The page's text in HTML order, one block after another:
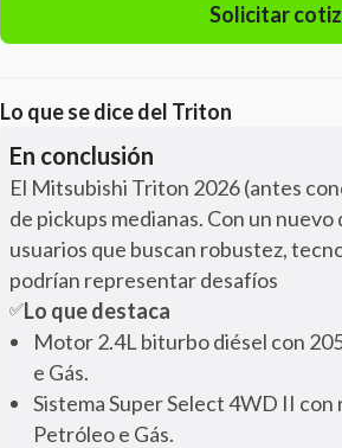
Solicitar
Lo que se dice del Triton
En conclusión
El Mitsubishi Triton 2026 (antes
de pickups medianas. Con un
usuarios que buscan robustez,
podrían representar desafíos
✅Lo que destaca
Motor 2.4L biturbo diésel con
e Gás.
Sistema Super Select 4WD II
Petróleo e Gás.